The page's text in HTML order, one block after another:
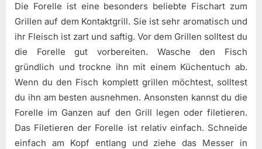
Die Forelle ist eine besonders beliebte Fischart zum
Grillen auf dem Kontaktgrill. Sie ist sehr aromatisch und
ihr Fleisch ist zart und saftig. Vor dem Grillen solltest du
die Forelle gut vorbereiten. Wasche den Fisch
gründlich und trockne ihn mit einem Küchentuch ab.
Wenn du den Fisch komplett grillen möchtest, solltest
du ihn am besten ausnehmen. Ansonsten kannst du die
Forelle im Ganzen auf den Grill legen oder filetieren.
Das Filetieren der Forelle ist relativ einfach. Schneide
einfach am Kopf entlang und ziehe das Messer in